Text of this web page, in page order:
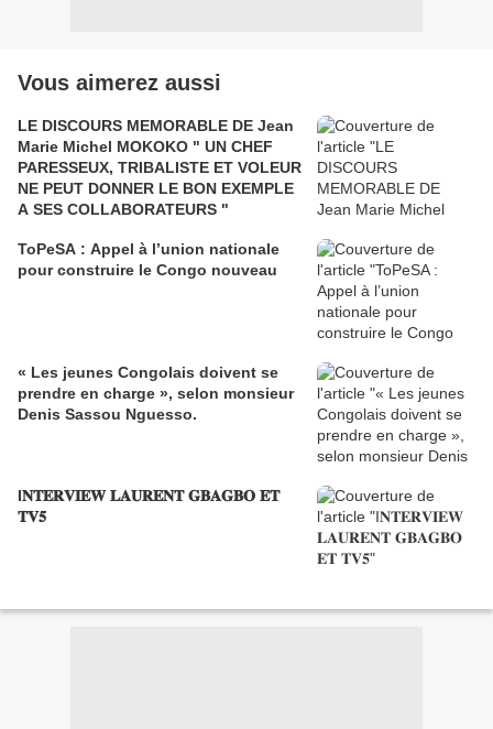
Vous aimerez aussi
LE DISCOURS MEMORABLE DE Jean
Marie Michel MOKOKO " UN CHEF
PARESSEUX, TRIBALISTE ET VOLEUR
NE PEUT DONNER LE BON EXEMPLE
A SES COLLABORATEURS "
ToPeSA : Appel à l’union nationale
pour construire le Congo nouveau
« Les jeunes Congolais doivent se
prendre en charge », selon monsieur
Denis Sassou Nguesso.
I𝐍𝐓𝐄𝐑𝐕𝐈𝐄𝐖 𝐋𝐀𝐔𝐑𝐄𝐍𝐓 𝐆𝐁𝐀𝐆𝐁𝐎 𝐄𝐓
𝐓𝐕𝟓